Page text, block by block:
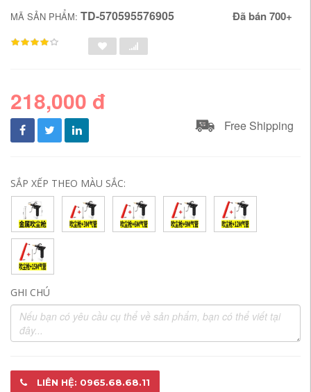
MÃ SẢN PHẨM: TD-570595576905 Đã bán 700+
218,000 đ
Free Shipping
SẮP XẾP THEO MÀU SẮC:
GHI CHÚ
LIÊN HỆ: 0965.68.68.11